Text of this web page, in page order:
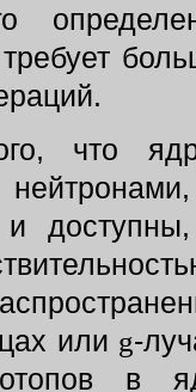
что
и
или g-
в